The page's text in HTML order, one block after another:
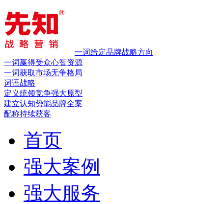
一词给定品牌战略方向
一词赢得受众心智资源
一词获取市场无争格局
词语战略
定义统领竞争强大原型
建立认知势能品牌全案
配称持续获客
首页
强大案例
强大服务